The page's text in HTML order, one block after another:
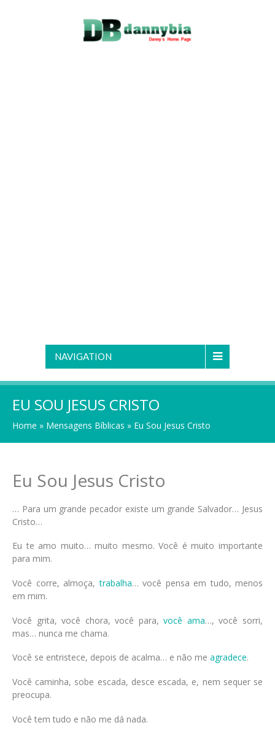
NAVIGATION
EU SOU JESUS CRISTO
Home » Mensagens Bíblicas » Eu Sou Jesus Cristo
Eu Sou Jesus Cristo
… Para um grande pecador existe um grande Salvador… Jesus
Cristo…
Eu te amo muito… muito mesmo. Você é muito importante
para mim.
Você corre, almoça,trabalha… você pensa em tudo, menos
em mim.
Você grita, você chora, você para,você ama…, você sorri,
mas… nunca me chama.
Você se entristece, depois de acalma… e não me agradece.
Você caminha, sobe escada, desce escada, e, nem sequer se
preocupa.
Você tem tudo e não me dá nada.